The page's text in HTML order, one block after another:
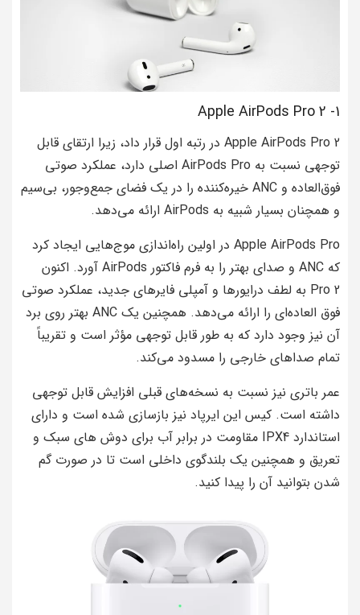
1- Apple AirPods Pro 2
Apple AirPods Pro 2 در رتبه اول قرار داد، زیرا ارتقای قابل
توجهی نسبت به AirPods Pro اصلی دارد، عملکرد صوتی
فوق‌العاده و ANC خیره‌کننده را در یک فضای جمع‌وجور، بی‌سیم
و همچنان بسیار شبیه به AirPods ارائه می‌دهد.
Apple AirPods Pro در اولین راه‌اندازی موج‌هایی ایجاد کرد
که ANC و صدای بهتر را به فرم فاکتور AirPods آورد. اکنون
Pro 2 به لطف درایورها و آمپلی فایرهای جدید، عملکرد صوتی
فوق العاده‌ای را ارائه می‌دهد. همچنین یک ANC بهتر روی برد
آن نیز وجود دارد که به طور قابل توجهی مؤثر است و تقریباً
تمام صداهای خارجی را مسدود می‌کند.
عمر باتری نیز نسبت به نسخه‌های قبلی افزایش قابل توجهی
داشته است. کیس این ایرپاد نیز بازسازی شده است و دارای
استاندارد IPX4 مقاومت در برابر آب برای دوش های سبک و
تعریق و همچنین یک بلندگوی داخلی است تا در صورت گم
شدن بتوانید آن را پیدا کنید.